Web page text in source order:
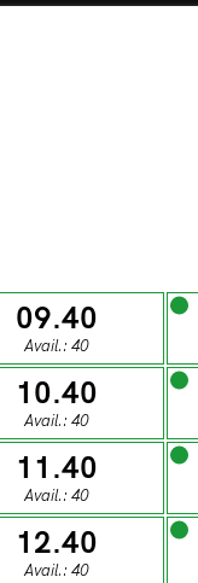
Alberti Temple
visitors
S
SUNDAY
02
09.40
Avail.: 40
10.40
Avail.: 40
11.40
Avail.: 40
12.40
Avail.: 40